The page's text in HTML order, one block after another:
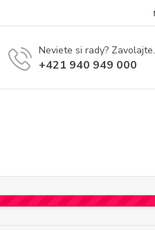
Neviete si rady? Zavolajte.
+421 940 949 000